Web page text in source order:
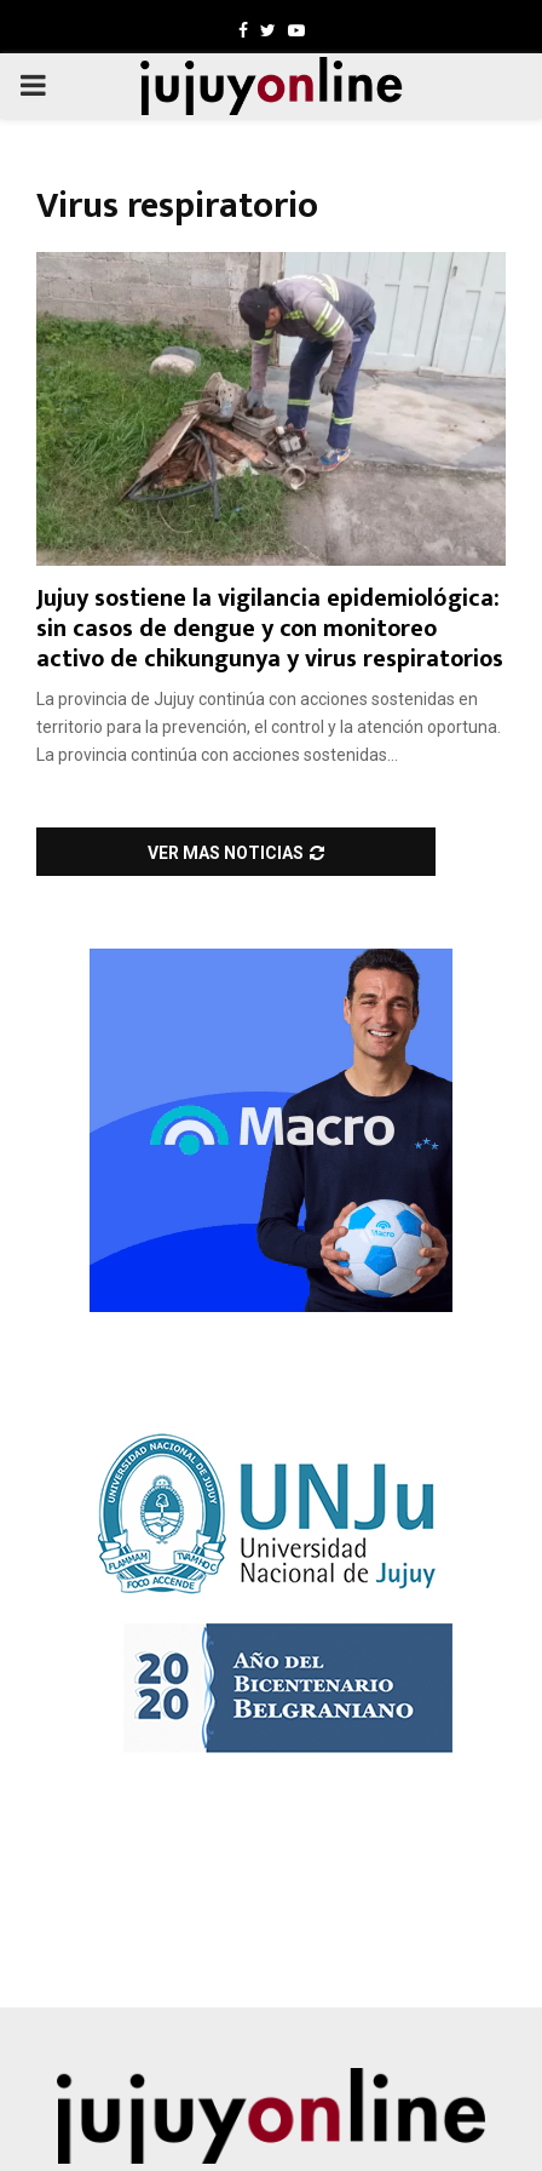
Facebook
TwitterYoutube
PRIMARY
Virus respiratorio
Jujuy sostiene la vigilancia epidemiológica:
sin casos de dengue y con monitoreo
activo de chikungunya y virus respiratorios
La provincia de Jujuy continúa con acciones sostenidas en
territorio para la prevención, el control y la atención oportuna.
La provincia continúa con acciones sostenidas...
VER MAS NOTICIAS